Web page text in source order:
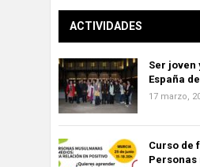
ACTIVIDADES
Ser joven
España
17 marzo,
Curso de
Personas